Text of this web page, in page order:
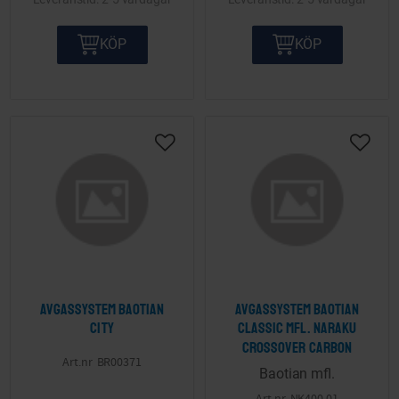
KÖP KÖP
Avgassystem Baotian
City
BR00371
Lägg till i önskelista
Avgassystem Baotian
Classic mfl. Naraku
Crossover Carbon
Baotian mfl.
Lägg